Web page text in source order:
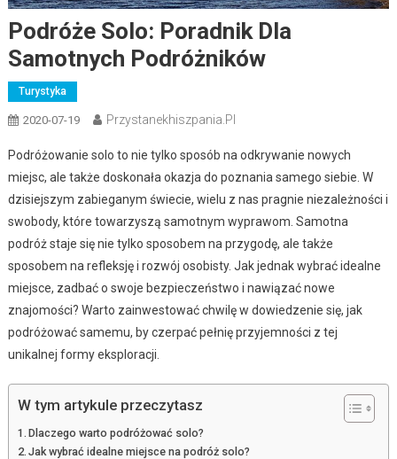
Podróże Solo: Poradnik Dla
Samotnych Podróżników
Turystyka
2020-07-19 Przystanekhiszpania.pl
Podróżowanie solo to nie tylko sposób na odkrywanie nowych
miejsc, ale także doskonała okazja do poznania samego siebie. W
dzisiejszym zabieganym świecie, wielu z nas pragnie niezależności i
swobody, które towarzyszą samotnym wyprawom. Samotna
podróż staje się nie tylko sposobem na przygodę, ale także
sposobem na refleksję i rozwój osobisty. Jak jednak wybrać idealne
miejsce, zadbać o swoje bezpieczeństwo i nawiązać nowe
znajomości? Warto zainwestować chwilę w dowiedzenie się, jak
podróżować samemu, by czerpać pełnię przyjemności z tej
unikalnej formy eksploracji.
W tym artykule przeczytasz
Dlaczego warto podróżować solo?
Jak wybrać idealne miejsce na podróż solo?